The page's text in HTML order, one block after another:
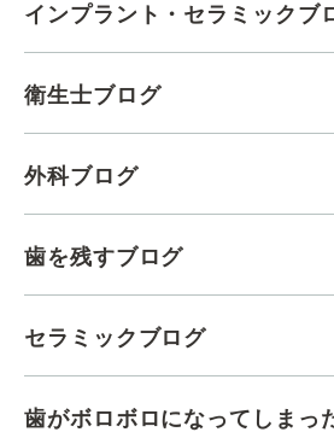
インプラント・セラミックブ
衛生士ブログ
外科ブログ
歯を残すブログ
セラミックブログ
歯がボロボロになってしまっ